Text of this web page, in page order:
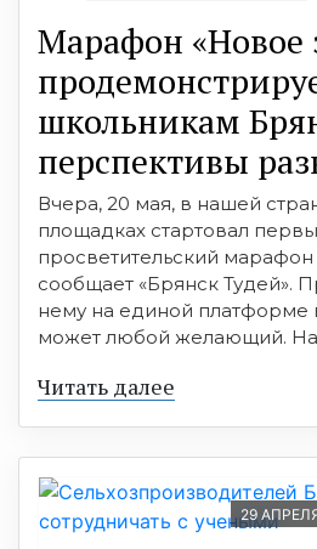
Марафон «Новое
школьникам
перспективы
Вчера, 20 мая, в нашей
площадках стартовал
просветительский
сообщает «Брянск Тудей».
нему на единой
может любой желающий. На
Читать далее
29